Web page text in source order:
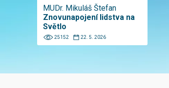
MUDr. Mikuláš Štefan
Znovunapojení lidstva na
Světlo
25152 22. 5. 2026